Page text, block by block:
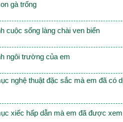
gà trống
cuộc sống làng chài ven biển
ngôi trường của em
nghệ thuật đặc sắc mà em đã có
xiếc hấp dẫn mà em đã được xem